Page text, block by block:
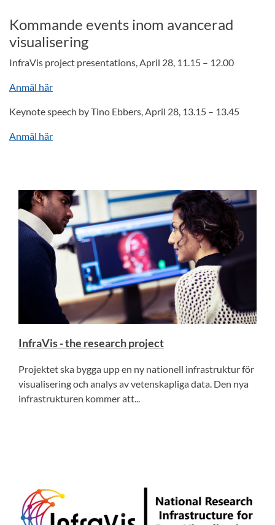
Kommande events inom avancerad
visualisering
InfraVis project presentations, April 28, 11.15 – 12.00
Anmäl här
Keynote speech by Tino Ebbers, April 28, 13.15 – 13.45
Anmäl här
InfraVis - the research project
Projektet ska bygga upp en ny nationell infrastruktur för
visualisering och analys av vetenskapliga data. Den nya
infrastrukturen kommer att...